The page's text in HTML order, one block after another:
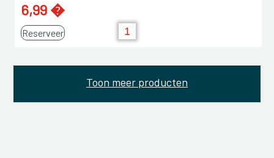
6,99 �
Reserveer
Toon meer producten